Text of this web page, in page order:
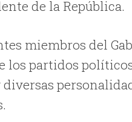
de la República.
miembros del
los partidos